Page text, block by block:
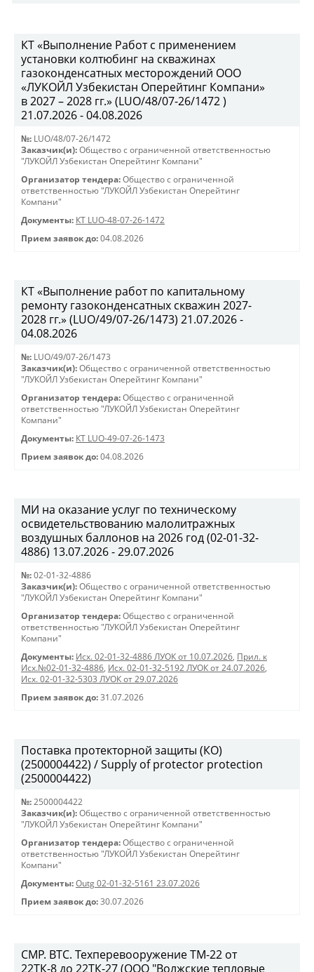
КТ «Выполнение Работ с применением
установки колтюбинг на скважинах
газоконденсатных месторождений ООО
«ЛУКОЙЛ Узбекистан Оперейтинг Компани»
в 2027 – 2028 гг.» (LUO/48/07-26/1472 )
21.07.2026 - 04.08.2026
№: LUO/48/07-26/1472
Заказчик(и): Общество с ограниченной ответственностью
"ЛУКОЙЛ Узбекистан Оперейтинг Компани"
Организатор тендера: Общество с ограниченной
ответственностью "ЛУКОЙЛ Узбекистан Оперейтинг
Компани"
Документы: КТ LUO-48-07-26-1472
Прием заявок до: 04.08.2026
КТ «Выполнение работ по капитальному
ремонту газоконденсатных скважин 2027-
2028 гг.» (LUO/49/07-26/1473) 21.07.2026 -
04.08.2026
№: LUO/49/07-26/1473
Заказчик(и): Общество с ограниченной ответственностью
"ЛУКОЙЛ Узбекистан Оперейтинг Компани"
Организатор тендера: Общество с ограниченной
ответственностью "ЛУКОЙЛ Узбекистан Оперейтинг
Компани"
Документы: КТ LUO-49-07-26-1473
Прием заявок до: 04.08.2026
МИ на оказание услуг по техническому
освидетельствованию малолитражных
воздушных баллонов на 2026 год (02-01-32-
4886) 13.07.2026 - 29.07.2026
№: 02-01-32-4886
Заказчик(и): Общество с ограниченной ответственностью
"ЛУКОЙЛ Узбекистан Оперейтинг Компани"
Организатор тендера: Общество с ограниченной
ответственностью "ЛУКОЙЛ Узбекистан Оперейтинг
Компани"
Документы: Исх. 02-01-32-4886 ЛУОК от 10.07.2026, Прил. к
Исх.№02-01-32-4886, Исх. 02-01-32-5192 ЛУОК от 24.07.2026,
Исх. 02-01-32-5303 ЛУОК от 29.07.2026
Прием заявок до: 31.07.2026
Поставка протекторной защиты (КО)
(2500004422) / Supply of protector protection
(2500004422)
№: 2500004422
Заказчик(и): Общество с ограниченной ответственностью
"ЛУКОЙЛ Узбекистан Оперейтинг Компани"
Организатор тендера: Общество с ограниченной
ответственностью "ЛУКОЙЛ Узбекистан Оперейтинг
Компани"
Документы: Outg 02-01-32-5161 23.07.2026
Прием заявок до: 30.07.2026
СМР. ВТС. Техперевооружение ТМ-22 от
22ТК-8 до 22ТК-27 (ООО "Волжские тепловые